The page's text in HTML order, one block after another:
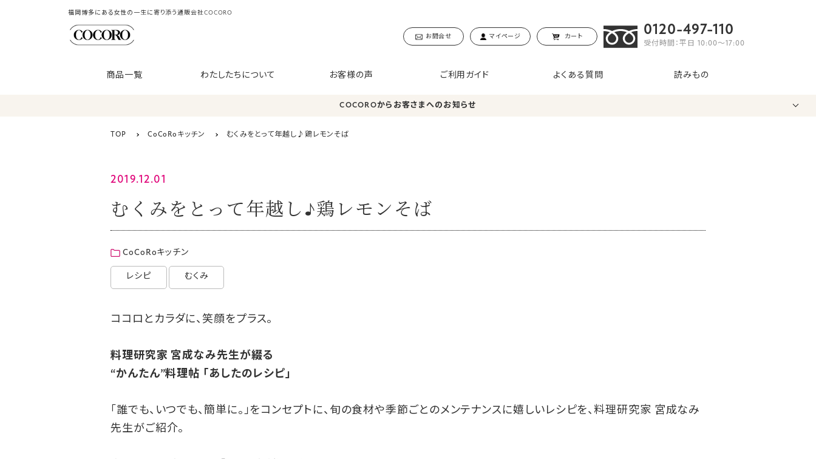
福岡博多にある女性の一生に寄り添う通販会社COCORO
お問合せ マイページ カート 0120-497-110
受付時間：平日 10:00〜17:00
商品一覧 わたしたちについて お客様の声 ご利用ガイド よくある質問 読みもの
COCOROからお客さまへのお知らせ
TOP CoCoRoキッチン むくみをとって年越し♪鶏レモンそば
2019.12.01
むくみをとって年越し♪鶏レモンそば
CoCoRoキッチン
レシピ むくみ
ココロとカラダに、笑顔をプラス。
料理研究家 宮成なみ先生が綴る
“かんたん”料理帖 「あしたのレシピ」
「誰でも、いつでも、簡単に。」をコンセプトに、旬の食材や季節ごとのメンテナンスに嬉しいレシピを、料理研究家 宮成なみ
先生がご紹介。